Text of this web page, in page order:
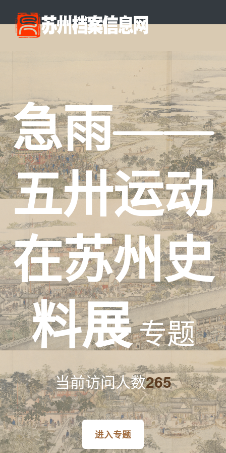
急雨——
五卅运动
在苏州史
料展专题
当前访问人数265
进入专题